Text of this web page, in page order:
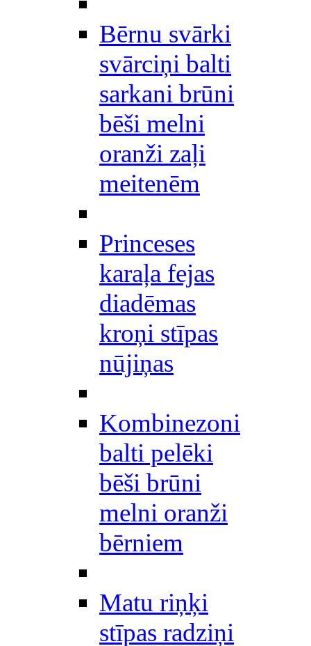
Bērnu svārki
svārciņi balti
sarkani brūni
bēši melni
oranži zaļi
meitenēm
Princeses
karaļa fejas
diadēmas
kroņi stīpas
nūjiņas
Kombinezoni
balti pelēki
bēši brūni
melni oranži
bērniem
Matu riņķi
stīpas radziņi